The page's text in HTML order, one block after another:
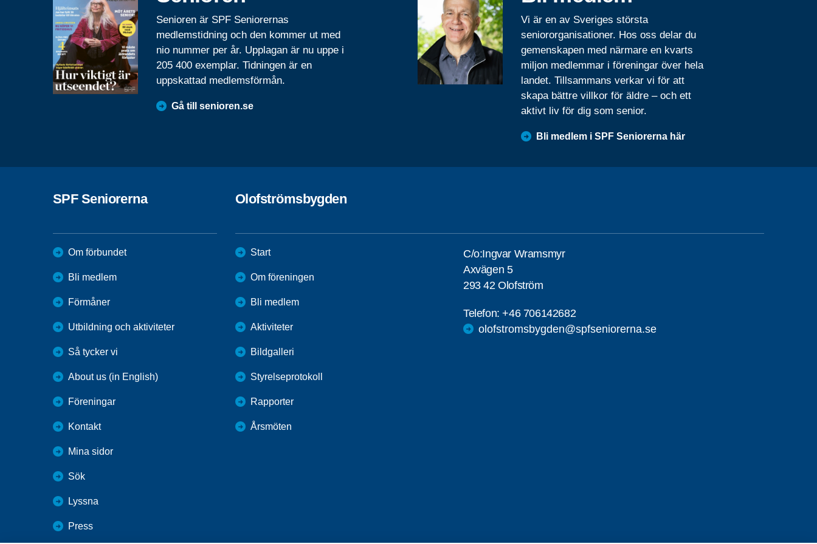
Senioren är SPF Seniorernas
medlemstidning och den kommer ut med
nio nummer per år. Upplagan är nu uppe i
205 400 exemplar. Tidningen är en
uppskattad medlemsförmån.
Gå till senioren.se
Vi är en av Sveriges största
seniororganisationer. Hos oss delar du
gemenskapen med närmare en kvarts
miljon medlemmar i föreningar över hela
landet. Tillsammans verkar vi för att
skapa bättre villkor för äldre – och ett
aktivt liv för dig som senior.
Bli medlem i SPF Seniorerna här
SPF Seniorerna
Om förbundet
Bli medlem
Förmåner
Utbildning och aktiviteter
Så tycker vi
About us (in English)
Föreningar
Kontakt
Mina sidor
Sök
Lyssna
Press
Olofströmsbygden
Start
Om föreningen
Bli medlem
Aktiviteter
Bildgalleri
Styrelseprotokoll
Rapporter
Årsmöten
C/o:Ingvar Wramsmyr
Axvägen 5
293 42 Olofström
Telefon:+46 706142682
olofstromsbygden@spfseniorerna.se